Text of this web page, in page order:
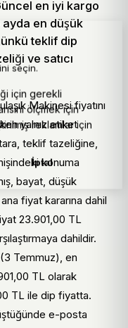
Bulaşık Makinesi için
dip seviyeye
önce stok, teslimat
Bulaşık
tablosu
Bulaşık
Bulaşık
kargo dahil toplam
en iyi kargo
en düşük
teklif dip
ve satıcı
Makinesi fiyatını
yalnız etiket
teklif tazeliğine,
konuma
bayat, düşük
fiyat kararına dahil
23.901,00 TL
dahildir.
Temmuz), en
TL olarak
TL ile dip fiyatta.
e-posta
seçin.
için gerekli
ölçmek için
reklamlar için
İptal